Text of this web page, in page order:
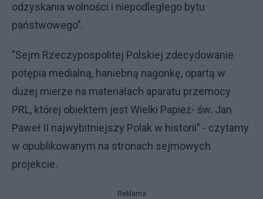
odzyskania wolności i niepodległego bytu
państwowego".
"Sejm Rzeczypospolitej Polskiej zdecydowanie
potępia medialną, haniebną nagonkę, opartą w
dużej mierze na materiałach aparatu przemocy
PRL, której obiektem jest Wielki Papież- św. Jan
Paweł II najwybitniejszy Polak w historii" - czytamy
w opublikowanym na stronach sejmowych
projekcie.
Reklama